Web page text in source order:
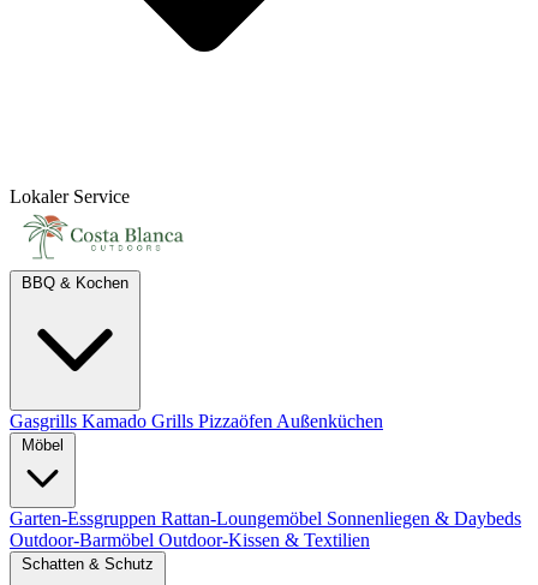
Lokaler Service
Gasgrills Kamado Grills Pizzaöfen Außenküchen
Garten-Essgruppen Rattan-Loungemöbel Sonnenliegen & Daybeds
Outdoor-Barmöbel Outdoor-Kissen & Textilien